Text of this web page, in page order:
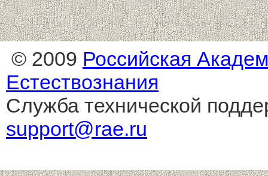
© 2009 Российская
Естествознания
Служба технической
support@rae.ru